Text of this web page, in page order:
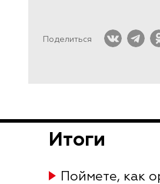
Поделиться
Итоги
Поймете, как